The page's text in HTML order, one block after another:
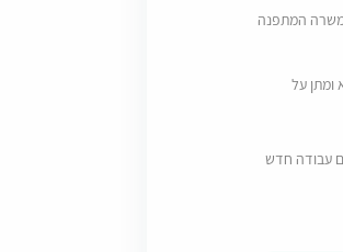
המתפנה
ומתן על
עבודה חדש